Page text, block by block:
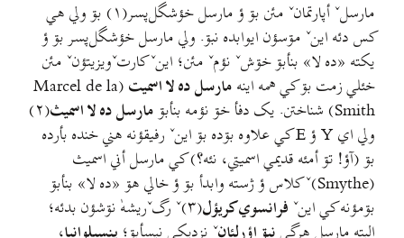
مارسلˇ أپارتمانˇ مئن بۊ ؤ مارسل خؤشگل‌پسر(۱) بۊ ولي هي
کس دئه اينˇ مۊسؤن ايوابده نبۊ. ولي مارسل خؤشگل‌پسر بۊ ؤ
يکته «ده لا» بنأبۊ خۊشˇ نؤمˇ مئن؛ اينˇ کارتˇويزيتؤنˇ مئن
خئلي زمت بۊ کي همه اينه مارسل ده لا اسميت (Marcel de la
Smith) شناختن. يک دفأ خۊ نؤمه بنأبۊ
مارسل ده لا اسميث
(۲)
ولي اي Y ؤ E کي علاوه بۊده بۊ اينˇ رفيقؤنه هني خنده بأرده
بۊ (آؤ! تۊ أمئه قديمي اسميتي، نئه؟) کي مارسل أني اسميث
(Smythe)ˇ کلاس ؤ ژسته وابدأ بۊ ؤ خالي هۊ «ده لا» بنأبۊ
بۊمؤنه کي اينˇ فرانسوي کريؤل
(۳)ˇ رگˇريشهٰ نۊشؤن بدئه؛
البته مارسل هرگينيۊ اؤرلئانˇ نزديکي نيسأبۊ؛ پنسيلوانيا،